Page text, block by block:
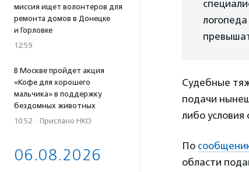
миссия ищет волонтеров для
ремонта домов в Донецке
и Горловке
12:59
В Москве пройдет акция
«Кофе для хорошего
мальчика» в поддержку
бездомных животных
10:52 · Прислано НКО
06.08.2026
Судебные
подачи
либо условия
По
области